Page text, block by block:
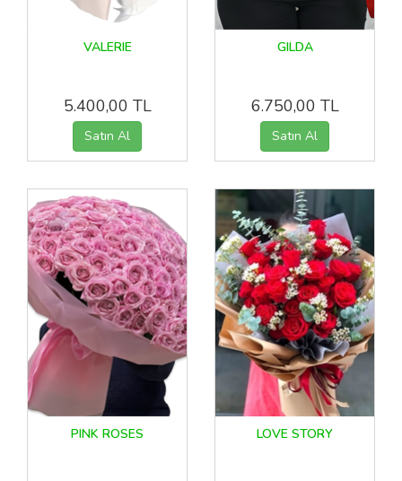
VALERIE
5.400,00 TL
GILDA
6.750,00 TL
PINK ROSES LOVE STORY